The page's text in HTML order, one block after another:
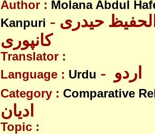
Author : Molana Abdul
Kanpuri - مولانا عبدالحفیظ حیدری
کانپوری
Translator :
Language : Urdu
Category : Comparative
ادیان
Topic :